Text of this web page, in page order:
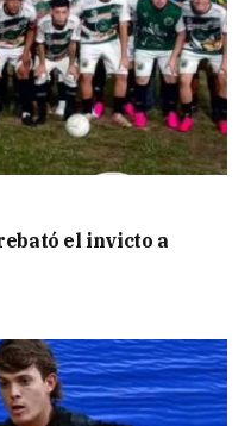
el invicto a